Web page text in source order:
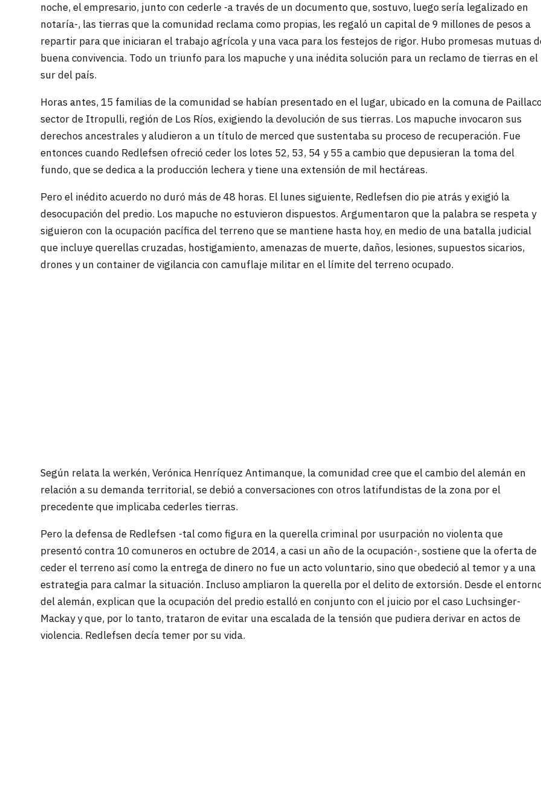
noche, el empresario, junto con cederle -a través de un documento que, sostuvo, luego sería legalizado en
notaría-, las tierras que la comunidad reclama como propias, les regaló un capital de 9 millones de pesos a
repartir para que iniciaran el trabajo agrícola y una vaca para los festejos de rigor. Hubo promesas mutuas
buena convivencia. Todo un triunfo para los mapuche y una inédita solución para un reclamo de tierras en el
sur del país.
Horas antes, 15 familias de la comunidad se habían presentado en el lugar, ubicado en la comuna de
sector de Itropulli, región de Los Ríos, exigiendo la devolución de sus tierras. Los mapuche invocaron sus
derechos ancestrales y aludieron a un título de merced que sustentaba su proceso de recuperación. Fue
entonces cuando Redlefsen ofreció ceder los lotes 52, 53, 54 y 55 a cambio que depusieran la toma del
fundo, que se dedica a la producción lechera y tiene una extensión de mil hectáreas.
Pero el inédito acuerdo no duró más de 48 horas. El lunes siguiente, Redlefsen dio pie atrás y exigió la
desocupación del predio. Los mapuche no estuvieron dispuestos. Argumentaron que la palabra se respeta y
siguieron con la ocupación pacífica del terreno que se mantiene hasta hoy, en medio de una batalla judicial
que incluye querellas cruzadas, hostigamiento, amenazas de muerte, daños, lesiones, supuestos sicarios,
drones y un container de vigilancia con camuflaje militar en el límite del terreno ocupado.
Según relata la werkén, Verónica Henríquez Antimanque, la comunidad cree que el cambio del alemán en
relación a su demanda territorial, se debió a conversaciones con otros latifundistas de la zona por el
precedente que implicaba cederles tierras.
Pero la defensa de Redlefsen -tal como figura en la querella criminal por usurpación no violenta que
presentó contra 10 comuneros en octubre de 2014, a casi un año de la ocupación-, sostiene que la oferta de
ceder el terreno así como la entrega de dinero no fue un acto voluntario, sino que obedeció al temor y a una
estrategia para calmar la situación. Incluso ampliaron la querella por el delito de extorsión. Desde el
del alemán, explican que la ocupación del predio estalló en conjunto con el juicio por el caso Luchsinger-
Mackay y que, por lo tanto, trataron de evitar una escalada de la tensión que pudiera derivar en actos de
violencia. Redlefsen decía temer por su vida.